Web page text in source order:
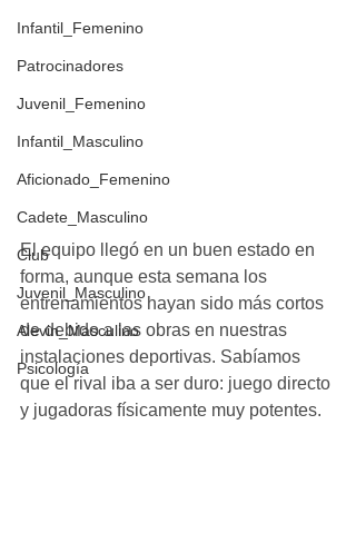
Infantil_Femenino
Patrocinadores
Juvenil_Femenino
Infantil_Masculino
Aficionado_Femenino
Cadete_Masculino
Club
Juvenil_Masculino
Alevin_Masculino
Psicología
El equipo llegó en un buen estado en
forma, aunque esta semana los
entrenamientos hayan sido más cortos
de debido a las obras en nuestras
instalaciones deportivas. Sabíamos
que el rival iba a ser duro: juego directo
y jugadoras físicamente muy potentes.